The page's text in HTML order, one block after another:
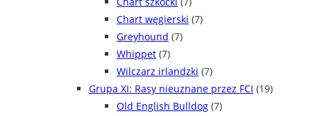
Chart węgierski (7)
Greyhound (7)
Whippet (7)
Wilczarz irlandzki (7)
Grupa XI: Rasy nieuznane przez FCI (19)
Old English Bulldog (7)